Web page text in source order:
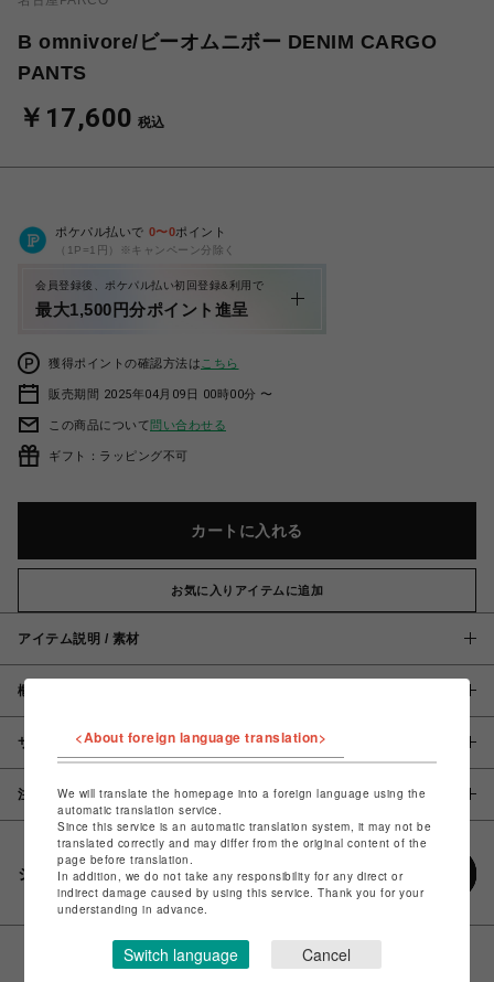
B omnivore/ビーオムニボー DENIM CARGO
PANTS
￥17,600 税込
ポケパル払いで 0〜0ポイント
（1P=1円）※キャンペーン分除く
会員登録後、ポケパル払い初回登録&利用で
最大1,500円分ポイント進呈
獲得ポイントの確認方法は こちら
販売期間 2025年04月09日 00時00分 〜
この商品について問い合わせる
ギフト：ラッピング不可
カートに入れる
お気に入りアイテムに追加
アイテム説明 / 素材
概要
サイズ
注意事項
シェアする
<About foreign language translation>
We will translate the homepage into a foreign language using the
automatic translation service.
Since this service is an automatic translation system, it may not be
translated correctly and may differ from the original content of the
page before translation.
In addition, we do not take any responsibility for any direct or
indirect damage caused by using this service. Thank you for your
understanding in advance.
Switch language Cancel